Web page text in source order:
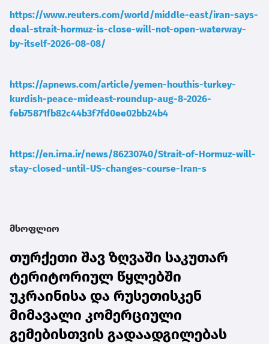
https://www.reuters.com/world/middle-east/iran-says-
deal-strait-hormuz-is-close-will-not-open-waterway-
by-itself-2026-08-08/
https://apnews.com/article/yemen-houthis-turkey-
kurdish-peace-mideast-roundup-aug-8-2026-
feb75871fb82c44b3f7fd0ee02bb24b4
https://en.irna.ir/news/86230740/Strait-of-Hormuz-will-
stay-closed-until-US-changes-course-Iran-s
მსოფლიო
თურქეთი შავ ზღვაში საკუთარ
ტერიტორიულ წყლებში
უკრაინისა და რუსეთისკენ
მიმავალი კომერციული
გემებისთვის გადაადგილებას